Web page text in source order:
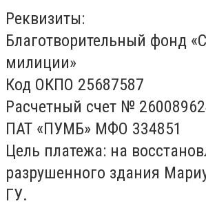
Реквизиты:
Благотворительный фонд
милиции»
Код ОКПО 25687587
Расчетный счет №
ПАТ «ПУМБ» МФО 334851
Цель платежа: на
разрушенного здания
ГУ.